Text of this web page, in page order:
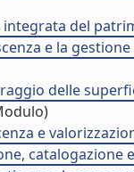
del
e la
delle
e
catalogazione